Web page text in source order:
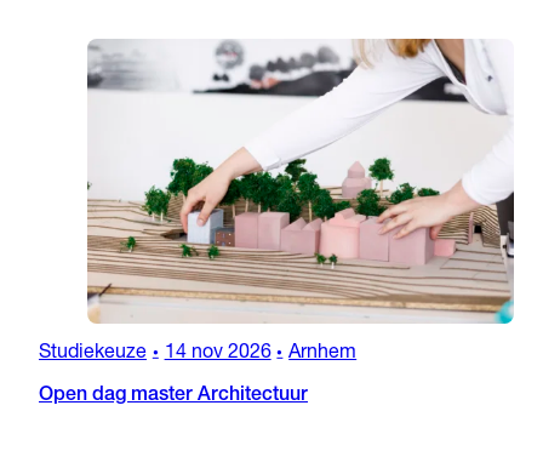
Studiekeuze • 14 nov 2026 • Arnhem
Open dag master Architectuur